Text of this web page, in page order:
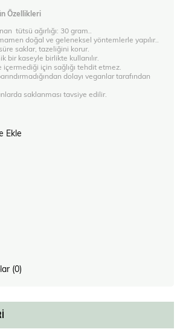
Özellikleri
tütsü ağırlığı: 30 gram..
doğal ve geleneksel yöntemlerle yapılır..
saklar, tazeliğini korur.
bir kaseyle birlikte kullanılır.
için sağlığı tehdit etmez.
dolayı veganlar tarafından
saklanması tavsiye edilir.
Ekle
(0)